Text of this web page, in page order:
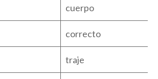
cuerpo
correcto
traje